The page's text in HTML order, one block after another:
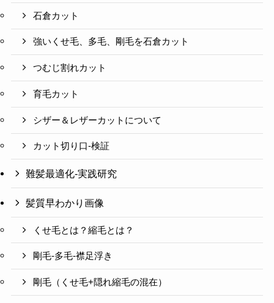
石倉カット
強いくせ毛、多毛、剛毛を石倉カット
つむじ割れカット
育毛カット
シザー＆レザーカットについて
カット切り口-検証
難髪最適化-実践研究
髪質早わかり画像
くせ毛とは？縮毛とは？
剛毛-多毛-襟足浮き
剛毛（くせ毛+隠れ縮毛の混在）